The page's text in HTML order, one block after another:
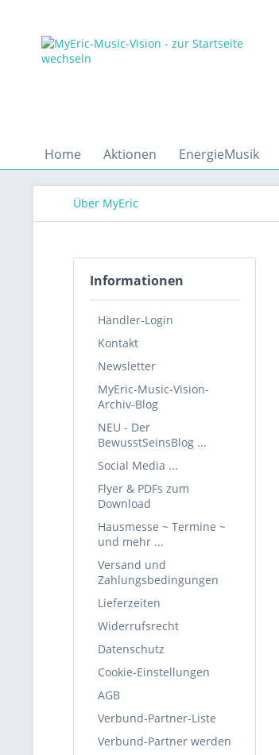
Home Aktionen EnergieMusik
Über MyEric
Informationen
Händler-Login
Kontakt
Newsletter
MyEric-Music-Vision-
Archiv-Blog
NEU - Der
BewusstSeinsBlog ...
Social Media ...
Flyer & PDFs zum
Download
Hausmesse ~ Termine ~
und mehr ...
Versand und
Zahlungsbedingungen
Lieferzeiten
Widerrufsrecht
Datenschutz
Cookie-Einstellungen
AGB
Verbund-Partner-Liste
Verbund-Partner werden